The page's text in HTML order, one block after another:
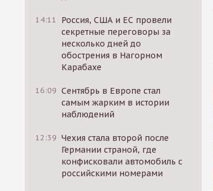
14:11
Россия, США и ЕС провели
секретные переговоры за
несколько дней до
обострения в Нагорном
Карабахе
16:09 Сентябрь в Европе стал
самым жарким в истории
наблюдений
12:39 Чехия стала второй после
Германии страной, где
конфисковали автомобиль с
российскими номерами